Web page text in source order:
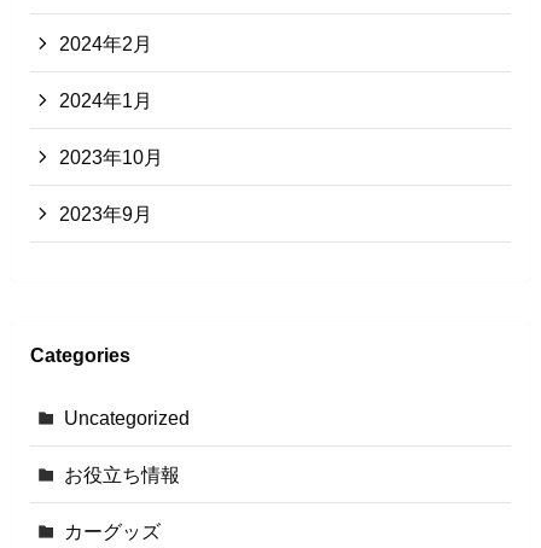
2024年2月
2024年1月
2023年10月
2023年9月
Categories
Uncategorized
お役立ち情報
カーグッズ